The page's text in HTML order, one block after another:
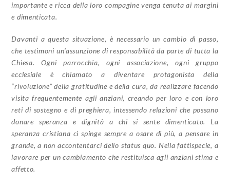
importante e ricca della loro compagine venga tenuta ai margini
e dimenticata.
Davanti a questa situazione, è necessario un cambio di passo,
che testimoni un’assunzione di responsabilità da parte di tutta la
Chiesa. Ogni parrocchia, ogni associazione, ogni gruppo
ecclesiale è chiamato a diventare protagonista della
“rivoluzione” della gratitudine e della cura, da realizzare facendo
visita frequentemente agli anziani, creando per loro e con loro
reti di sostegno e di preghiera, intessendo relazioni che possano
donare speranza e dignità a chi si sente dimenticato. La
speranza cristiana ci spinge sempre a osare di più, a pensare in
grande, a non accontentarci dello status quo. Nella fattispecie, a
lavorare per un cambiamento che restituisca agli anziani stima e
affetto.